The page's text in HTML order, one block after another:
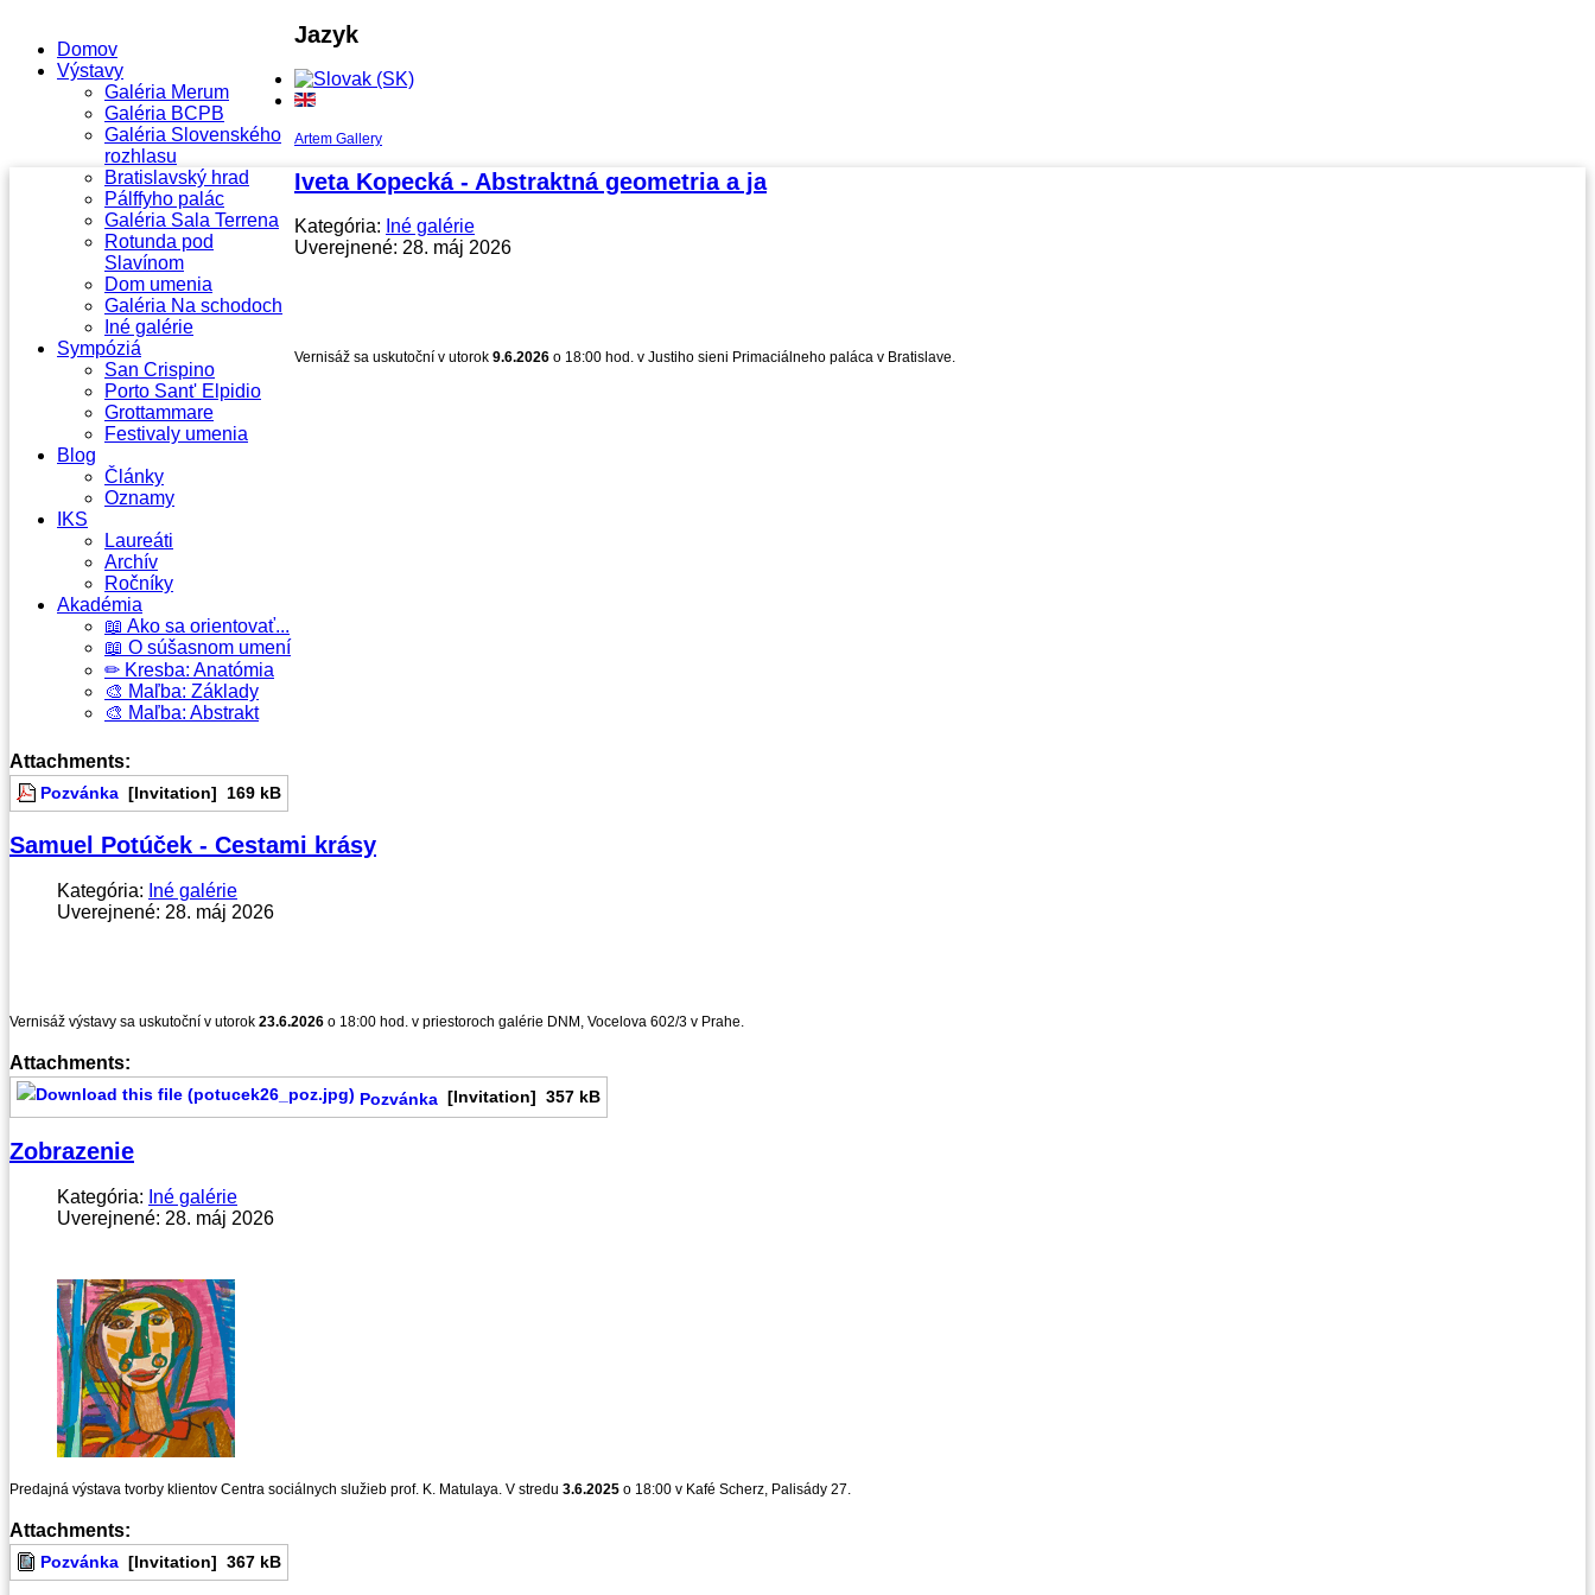
Domov
Výstavy
Galéria Merum
Galéria BCPB
Galéria Slovenského
rozhlasu
Bratislavský hrad
Pálffyho palác
Galéria Sala Terrena
Rotunda pod
Slavínom
Dom umenia
Galéria Na schodoch
Iné galérie
Sympóziá
San Crispino
Porto Sant' Elpidio
Grottammare
Festivaly umenia
Blog
Články
Oznamy
IKS
Laureáti
Archív
Ročníky
Akadémia
📖 Ako sa orientovať...
📖 O súšasnom umení
✏ Kresba: Anatómia
🎨 Maľba: Základy
🎨 Maľba: Abstrakt
Jazyk
Artem Gallery
Iveta Kopecká - Abstraktná geometria a ja
Kategória: Iné galérie
Uverejnené: 28. máj 2026
Vernisáž sa uskutoční v utorok 9.6.2026 o 18:00 hod. v Justiho sieni Primaciálneho paláca v Bratislave.
Attachments:
Pozvánka [Invitation] 169 kB
Samuel Potúček - Cestami krásy
Kategória: Iné galérie
Uverejnené: 28. máj 2026
Vernisáž výstavy sa uskutoční v utorok 23.6.2026 o 18:00 hod. v priestoroch galérie DNM, Vocelova 602/3 v Prahe.
Attachments:
Pozvánka [Invitation] 357 kB
Zobrazenie
Kategória: Iné galérie
Uverejnené: 28. máj 2026
Predajná výstava tvorby klientov Centra sociálnych služieb prof. K. Matulaya. V stredu 3.6.2025 o 18:00 v Kafé Scherz, Palisády 27.
Attachments:
Pozvánka [Invitation] 367 kB